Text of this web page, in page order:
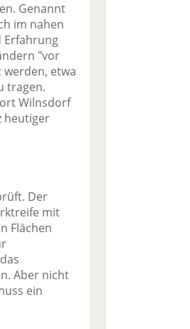
Genannt
im nahen
Erfahrung
"vor
etwa
tragen.
Wilnsdorf
heutiger
Der
mit
Flächen
Aber nicht
ein